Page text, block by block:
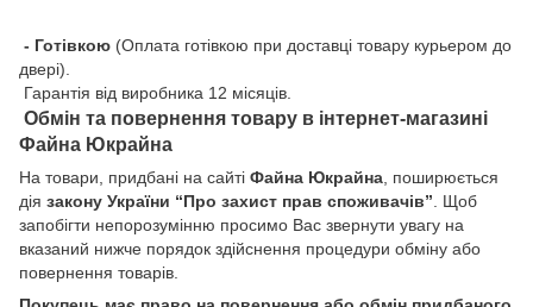
- Готівкою (Оплата готівкою при доставці товару курьером до
двері).
Гарантія від виробника 12 місяців.
Обмін та повернення товару в інтернет-магазині
Файна Юкрайна
На товари, придбані на сайті Файна Юкрайна, поширюється
дія закону України “Про захист прав споживачів”. Щоб
запобігти непорозумінню просимо Вас звернути увагу на
вказаний нижче порядок здійснення процедури обміну або
повернення товарів.